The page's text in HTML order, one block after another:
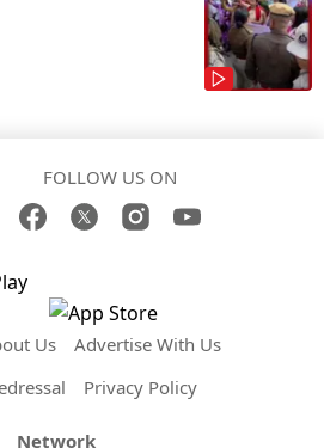
FOLLOW US ON
Us
Advertise With Us
Privacy Policy
Network